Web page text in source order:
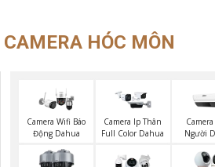
CAMERA HÓC MÔN
Camera Wifi Báo
Động Dahua
Camera Ip Thân
Full Color Dahua
Người